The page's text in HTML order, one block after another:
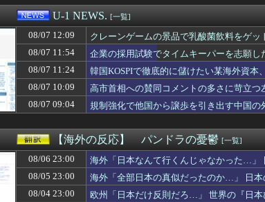
『当たれば飛ぶ外国人』←阪神はこれが地味にハードル
【悲報】上沼恵美子ブチギレ「簡単にそうめん作れ言う
【従業員退職型倒産】従業員「退職」で倒産、5年連続
海外「日本のパチコン企業が過去10年間で半分となる。
【グラブル】150個溜まった！
注文住宅を建てたんだけど、２年近く待たされた挙げ句
【悲報】地震の瞬間の手術室の防犯カメラ映像！
「よなよなエール」のヤッホーブルーイング 強制チェ
小学校講師、とんでもない所からのタレコミがあり児童
「弟に自信をつけさせたいの」母から一晩で10回、証券
【海外の反応】韓国が日本による竹島の領有権主張に対
海外「二度買えないものは、買えるうちに入らない」父
日本のゲームなのにメニュー画面が英語だらけなの英語
【衝撃】韓国人「日本で人気のこのデザート、うちのア
【FGO】グランドみんな金フォウいれてるもん？
U-1 NEWS. [一覧]
08/07 12:09
クレーンゲームの景品で乳酸菌飲料をゲ
08/07 11:54
企業の採用試験でタイムキーパーを志願
08/07 11:24
韓国KOSPIで徹底的に儲けたい某海外資
08/07 10:09
高市首相への賛同コメントの多さに苛立
08/07 09:04
規制強化で他国から譲歩を引き出す中国
【海外の反応】 パンドラの憂鬱 [一覧]
08/06 23:00
海外「日本なんて行くんじゃなかった…」
08/05 23:00
海外「全部日本の真似だったのか…」 日
08/04 23:00
欧州「日本だけ反則だろ…」 世界の『日